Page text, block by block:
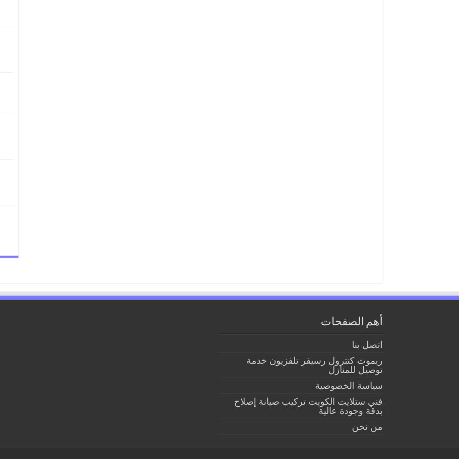
أهم الصفحات
اتصل بنا
ريموت كنترول رسيفر تلفزيون خدمة
توصيل للمنازل
سياسة الخصوصية
فني ستلايت الكويت تركيب صيانة إصلاح
بدقة وجودة عالية
من نحن